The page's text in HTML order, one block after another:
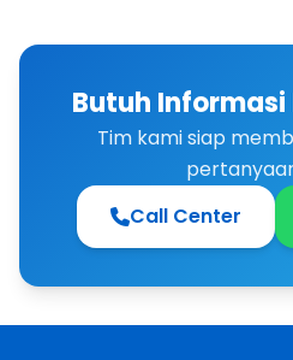
Butuh Informasi
Tim kami siap
Call Center